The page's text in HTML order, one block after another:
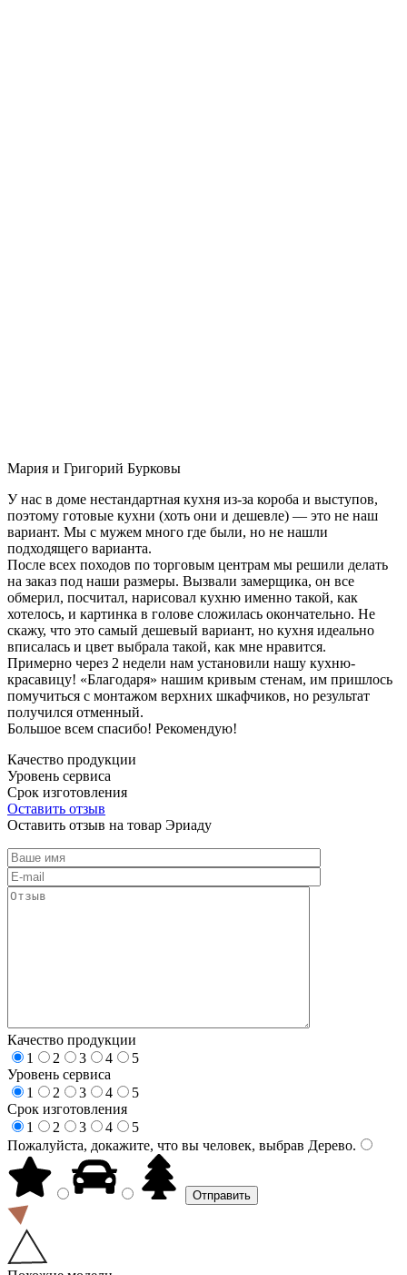
Мария и Григорий Бурковы
У нас в доме нестандартная кухня из-за короба и выступов,
поэтому готовые кухни (хоть они и дешевле) — это не наш
вариант. Мы с мужем много где были, но не нашли
подходящего варианта.
После всех походов по торговым центрам мы решили делать
на заказ под наши размеры. Вызвали замерщика, он все
обмерил, посчитал, нарисовал кухню именно такой, как
хотелось, и картинка в голове сложилась окончательно. Не
скажу, что это самый дешевый вариант, но кухня идеально
вписалась и цвет выбрала такой, как мне нравится.
Примерно через 2 недели нам установили нашу кухню-
красавицу! «Благодаря» нашим кривым стенам, им пришлось
помучиться с монтажом верхних шкафчиков, но результат
получился отменный.
Большое всем спасибо! Рекомендую!
Качество продукции
Уровень сервиса
Срок изготовления
Оставить отзыв
Оставить отзыв на товар Эриаду
Качество продукции
1
2 3 4
5
Уровень сервиса
1
2 3 4
5
Срок изготовления
1
2 3 4
5
Пожалуйста, докажите, что вы человек, выбрав Дерево.